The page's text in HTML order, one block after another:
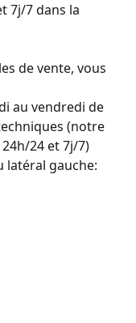
7j/7 dans la
de vente, vous
au vendredi de
(notre
24 et 7j/7)
latéral gauche: